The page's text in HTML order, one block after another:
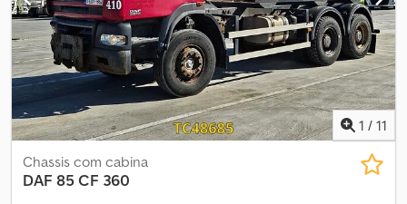
1 / 11
Chassis com cabina
DAF 85 CF 360